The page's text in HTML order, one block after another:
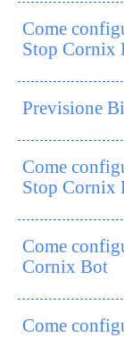
Come
Stop Cornix
Previsione
Come
Stop Cornix
Come
Cornix Bot
Come